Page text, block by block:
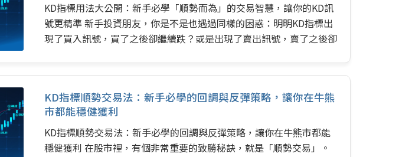
KD指標用法大公開：新手必學「順勢而為」的交易智慧，讓你的KD訊
號更精準 新手投資朋友，你是不是也遇過同樣的困惑：明明KD指標出
現了買入訊號，買了之後卻繼續跌？或是出現了賣出訊號，賣了之後卻
標結合，讓你從此告別盲目買賣，真正做到「順勢而為」，大幅提高你
的交易勝率。 一、…
KD指標順勢交易法：新手必學的回調與反彈策略，讓你在牛熊
市都能穩健獲利
KD指標順勢交易法：新手必學的回調與反彈策略，讓你在牛熊市都能
穩健獲利 在股市裡，有個非常重要的致勝秘訣，就是「順勢交易」。